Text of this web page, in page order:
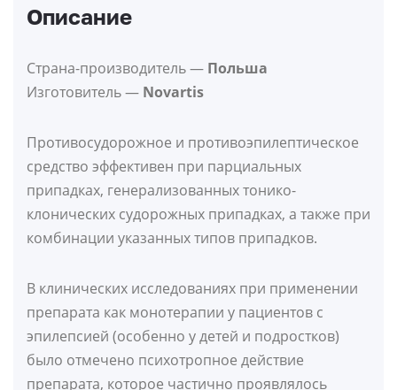
Описание
Страна-производитель — Польша
Изготовитель — Novartis
Противосудорожное и противоэпилептическое
средство эффективен при парциальных
припадках, генерализованных тонико-
клонических судорожных припадках, а также при
комбинации указанных типов припадков.
В клинических исследованиях при применении
препарата как монотерапии у пациентов с
эпилепсией (особенно у детей и подростков)
было отмечено психотропное действие
препарата, которое частично проявлялось